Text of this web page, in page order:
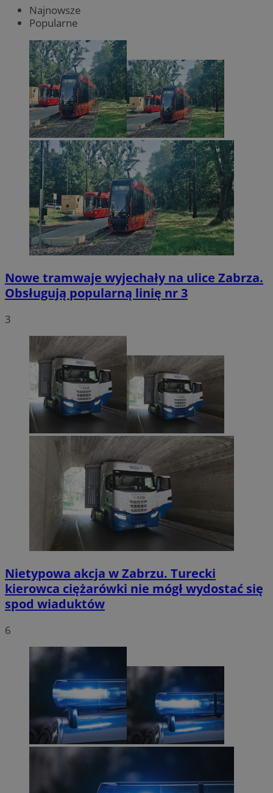
Najnowsze
Popularne
Nowe tramwaje wyjechały na ulice Zabrza.
Obsługują popularną linię nr 3
3
Nietypowa akcja w Zabrzu. Turecki
kierowca ciężarówki nie mógł wydostać się
spod wiaduktów
6